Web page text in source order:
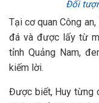
Đối
Tại cơ quan Công
đá và được lấy từ
tỉnh Quảng Nam,
kiếm lời.
Được biết, Huy từng